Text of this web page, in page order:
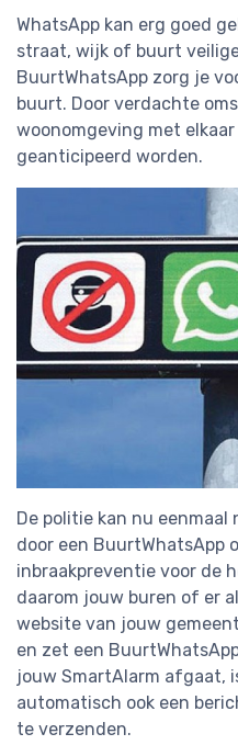
WhatsApp kan erg goed
straat, wijk of buurt
BuurtWhatsApp zorg je
buurt. Door verdachte
woonomgeving met
geanticipeerd worden.
De politie kan nu
door een BuurtWhatsApp
inbraakpreventie voor de
daarom jouw buren of er
website van jouw
en zet een
jouw SmartAlarm afgaat,
automatisch ook een
te verzenden.